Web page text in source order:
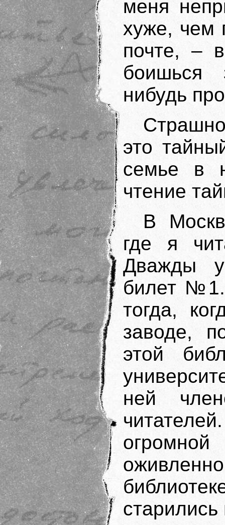
меня
хуже, чем
почте, –
боишься
нибудь
это
семье в
чтение
В
где я
Дважды
билет №1.
тогда,
заводе,
этой
ней